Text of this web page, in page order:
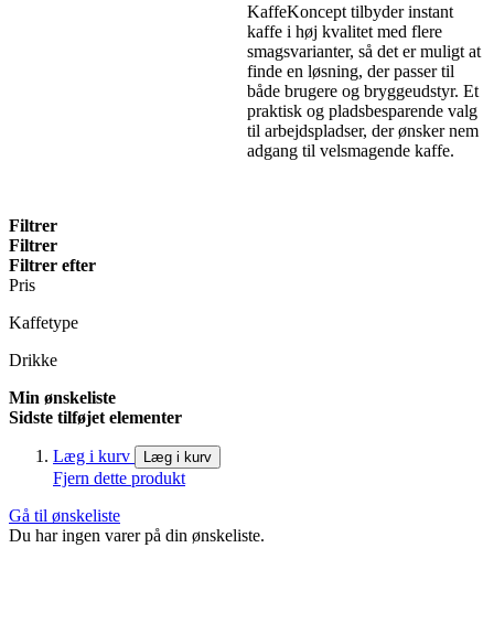
KaffeKoncept tilbyder instant
kaffe i høj kvalitet med flere
smagsvarianter, så det er muligt at
finde en løsning, der passer til
både brugere og bryggeudstyr. Et
praktisk og pladsbesparende valg
til arbejdspladser, der ønsker nem
adgang til velsmagende kaffe.
Filtrer
Filtrer
Filtrer efter
Pris
Kaffetype
Drikke
Min ønskeliste
Sidste tilføjet elementer
Læg i kurv Læg i kurv
Fjern dette produkt
Gå til ønskeliste
Du har ingen varer på din ønskeliste.